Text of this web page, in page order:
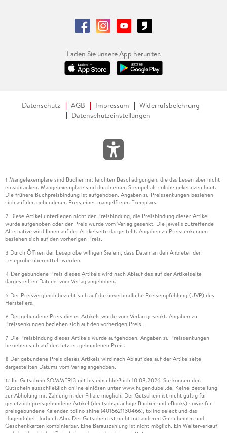
Laden Sie unsere App herunter.
Datenschutz AGB Impressum
Widerrufsbelehrung
Datenschutzeinstellungen
1 Mängelexemplare sind Bücher mit leichten Beschädigungen, die das Lesen aber nicht
einschränken. Mängelexemplare sind durch einen Stempel als solche gekennzeichnet.
Die frühere Buchpreisbindung ist aufgehoben. Angaben zu Preissenkungen beziehen
sich auf den gebundenen Preis eines mangelfreien Exemplars.
2 Diese Artikel unterliegen nicht der Preisbindung, die Preisbindung dieser Artikel
wurde aufgehoben oder der Preis wurde vom Verlag gesenkt. Die jeweils zutreffende
Alternative wird Ihnen auf der Artikelseite dargestellt. Angaben zu Preissenkungen
beziehen sich auf den vorherigen Preis.
3 Durch Öffnen der Leseprobe willigen Sie ein, dass Daten an den Anbieter der
Leseprobe übermittelt werden.
4 Der gebundene Preis dieses Artikels wird nach Ablauf des auf der Artikelseite
dargestellten Datums vom Verlag angehoben.
5 Der Preisvergleich bezieht sich auf die unverbindliche Preisempfehlung (UVP) des
Herstellers.
6 Der gebundene Preis dieses Artikels wurde vom Verlag gesenkt. Angaben zu
Preissenkungen beziehen sich auf den vorherigen Preis.
7 Die Preisbindung dieses Artikels wurde aufgehoben. Angaben zu Preissenkungen
beziehen sich auf den letzten gebundenen Preis.
8 Der gebundene Preis dieses Artikels wird nach Ablauf des auf der Artikelseite
dargestellten Datums vom Verlag angehoben.
12 Ihr Gutschein SOMMER13 gilt bis einschließlich 10.08.2026. Sie können den
Gutschein ausschließlich online einlösen unter www.hugendubel.de. Keine Bestellung
zur Abholung mit Zahlung in der Filiale möglich. Der Gutschein ist nicht gültig für
gesetzlich preisgebundene Artikel (deutschsprachige Bücher und eBooks) sowie für
preisgebundene Kalender, tolino shine (4016621130466), tolino select und das
Hugendubel Hörbuch Abo. Der Gutschein ist nicht mit anderen Gutscheinen und
Geschenkkarten kombinierbar. Eine Barauszahlung ist nicht möglich. Ein Weiterverkauf